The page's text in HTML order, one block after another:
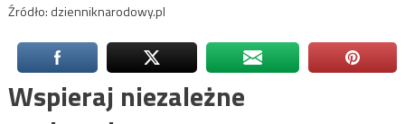
Źródło: dzienniknarodowy.pl
Wspieraj niezależne